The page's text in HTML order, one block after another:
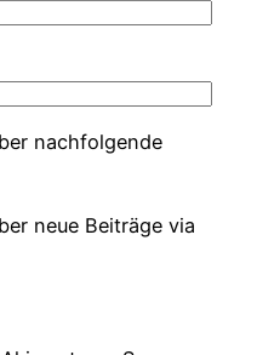
nachfolgende
neue Beiträge via